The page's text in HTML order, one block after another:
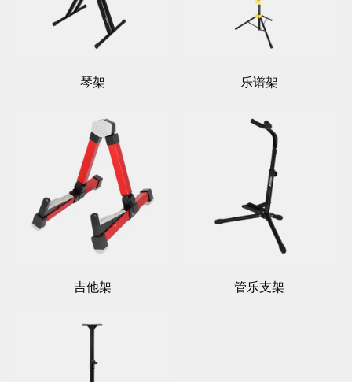
琴架 乐谱架
吉他架 管乐支架